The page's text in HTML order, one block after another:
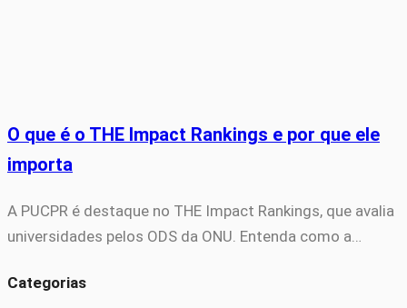
O que é o THE Impact Rankings e por que ele
importa
A PUCPR é destaque no THE Impact Rankings, que avalia
universidades pelos ODS da ONU. Entenda como a…
Categorias